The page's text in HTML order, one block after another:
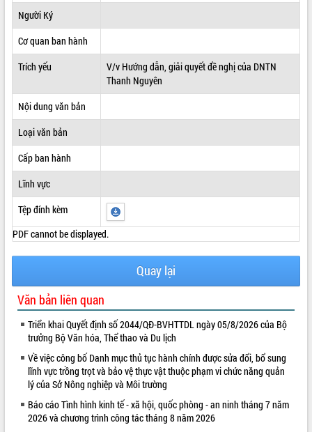
THÔNG TIN CHỈ ĐẠO ĐIỀU HÀNH
HỆ THỐNG VĂN BẢN
VĂN BẢN HĐND TỈNH
ĐIỂM TIN VĂN BẢN
VIDEO
Người Ký
Cơ quan ban hành
Trích yếu
V/v Hướng dẫn, giải quyết đề nghị của DNTN
Thanh Nguyên
Nội dung văn bản
Loại văn bản
Cấp ban hành
Lĩnh vực
Tệp đính kèm
PDF cannot be displayed.
Quay lại
Văn bản liên quan
Triển khai Quyết định số 2044/QĐ-BVHTTDL ngày 05/8/2026 của Bộ
trưởng Bộ Văn hóa, Thể thao và Du lịch
Về việc công bố Danh mục thủ tục hành chính được sửa đổi, bổ sung
lĩnh vực trồng trọt và bảo vệ thực vật thuộc phạm vi chức năng quản
lý của Sở Nông nghiệp và Môi trường
Báo cáo Tình hình kinh tế - xã hội, quốc phòng - an ninh tháng 7 năm
2026 và chương trình công tác tháng 8 năm 2026